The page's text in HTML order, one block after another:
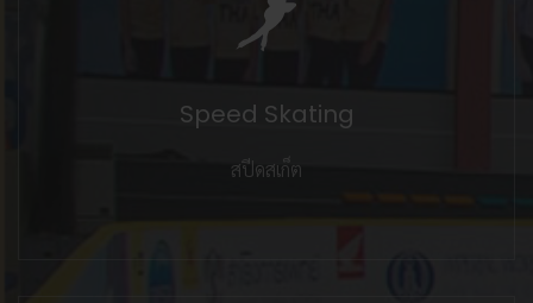
Speed Skating
สปีดสเก็ต